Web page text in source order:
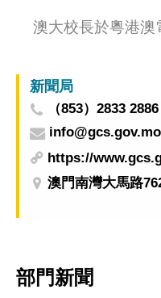
澳大校長於粵港澳
新聞局
（853）2833 2886
info@gcs.gov.mo
https://
澳門南灣大馬路
部門新聞